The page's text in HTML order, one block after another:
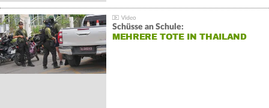
Schüsse an Schule:
MEHRERE TOTE IN THAILAND